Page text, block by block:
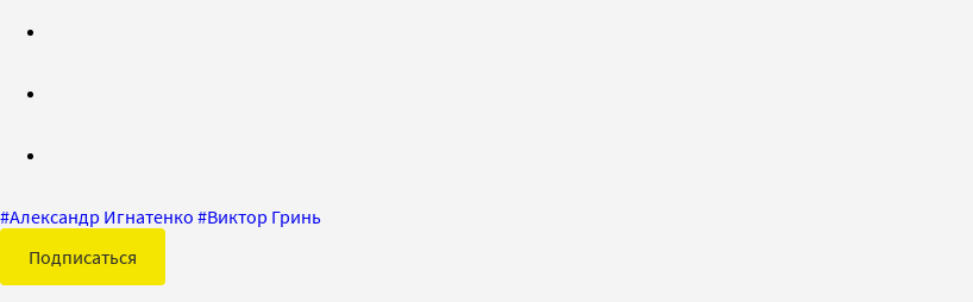
#Александр Игнатенко #Виктор Гринь
Подписаться